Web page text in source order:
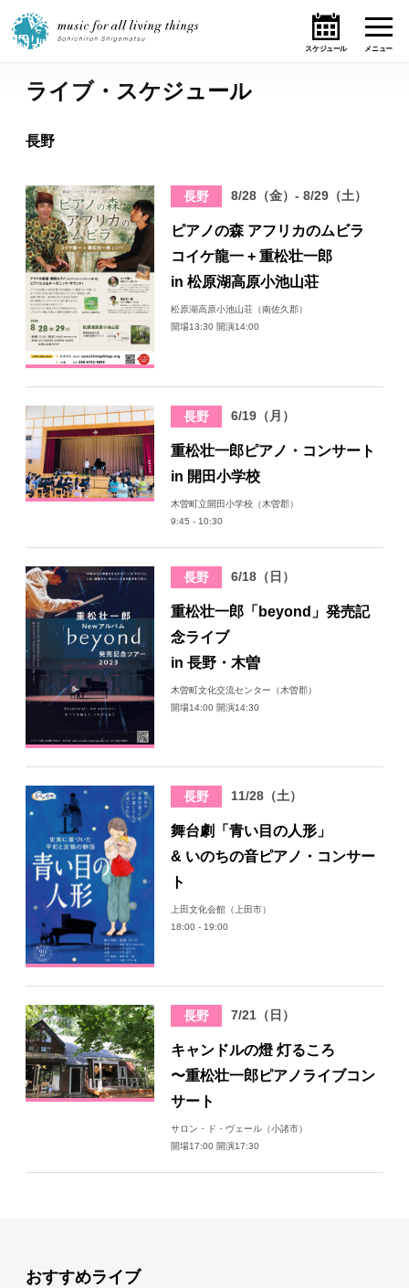
ホーム
テーマ
ライブ・スケジュール
作品
オンライン・ショップ
ギャラリー
日々のレポート
Specials
プロフィール
演奏依頼
お問い合わせ
ライブ・スケジュール
長野
長野 8/28（金）- 8/29（土）
ピアノの森 アフリカのムビラ
コイケ龍一 + 重松壮一郎
in 松原湖高原小池山荘
松原湖高原小池山荘（南佐久郡）
開場13:30 開演14:00
長野 6/19（月）
重松壮一郎ピアノ・コンサート
in 開田小学校
木曽町立開田小学校（木曽郡）
9:45 - 10:30
長野 6/18（日）
重松壮一郎「beyond」発売記
念ライブ
in 長野・木曽
木曽町文化交流センター（木曽郡）
開場14:00 開演14:30
長野 11/28（土）
舞台劇「青い目の人形」
& いのちの音ピアノ・コンサー
ト
上田文化会館（上田市）
18:00 - 19:00
長野 7/21（日）
キャンドルの燈 灯るころ
〜重松壮一郎ピアノライブコン
サート
サロン・ド・ヴェール（小諸市）
開場17:00 開演17:30
おすすめライブ